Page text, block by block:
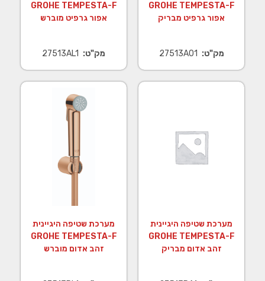
GROHE TEMPESTA-F
אפור גרפיט מבריק
מק"ט: 27513A01
GROHE TEMPESTA-F
אפור גרפיט מוברש
מק"ט: 27513AL1
מערכת שטיפה היגיינית
GROHE TEMPESTA-F
זהב אדום מבריק
מערכת שטיפה היגיינית
GROHE TEMPESTA-F
זהב אדום מוברש